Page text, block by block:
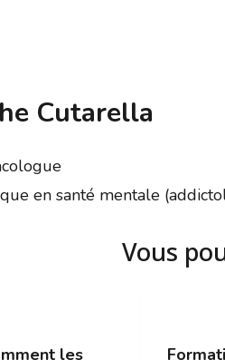
Cutarella
en santé mentale
Vous
les